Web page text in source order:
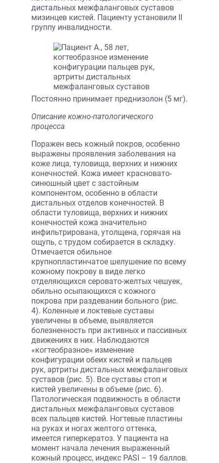
дистальных межфаланговых суставов
мизинцев кистей. Пациенту установили II
группу инвалидности.
Постоянно принимает преднизолон (5 мг).
Описание кожно-патологического
процесса
Поражен весь кожный покров, особенно
выражены проявления заболевания на
коже лица, туловища, верхних и нижних
конечностей. Кожа имеет красновато-
синюшный цвет с застойным
компонентом, особенно в области
дистальных отделов конечностей. В
области туловища, верхних и нижних
конечностей кожа значительно
инфильтрирована, утолщена, горячая на
ощупь, с трудом собирается в складку.
Отмечается обильное
крупнопластинчатое шелушение по всему
кожному покрову в виде легко
отделяющихся серовато-желтых чешуек,
обильно осыпающихся с кожного
покрова при раздевании больного (рис.
4). Коленные и локтевые суставы
увеличены в объеме, выявляется
болезненность при активных и пассивных
движениях в них. Наблюдаются
«когтеобразное» изменение
конфигурации обеих кистей и пальцев
рук, артриты дистальных межфаланговых
суставов (рис. 5). Все суставы стоп и
кистей увеличены в объеме (рис. 6).
Патологическая подвижность в области
дистальных межфаланговых суставов
всех пальцев кистей. Ногтевые пластины
на руках и ногах желтого оттенка,
имеется гиперкератоз. У пациента на
момент начала лечения выраженный
кожный процесс, индекс PASI – 19 баллов.